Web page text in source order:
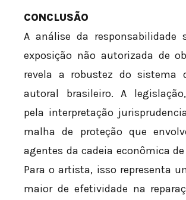
CONCLUSÃO
A análise da responsabilidade
exposição não autorizada de
revela a robustez do sistema
autoral brasileiro. A
pela interpretação
malha de proteção que
agentes da cadeia econômica
Para o artista, isso representa
maior de efetividade na